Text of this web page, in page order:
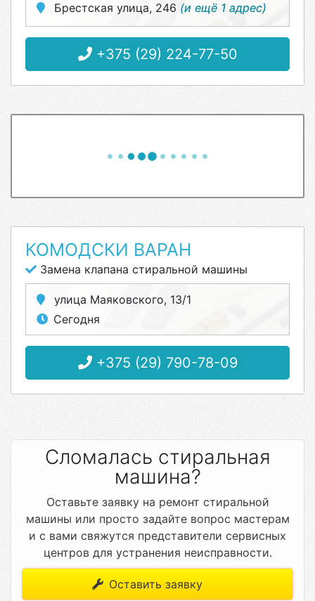
Брестская улица, 246 (и ещё 1 адрес)
+375 (29) 224-77-50
КОМОДСКИ ВАРАН
Замена клапана стиральной машины
улица Маяковского, 13/1
Сегодня
+375 (29) 790-78-09
Сломалась стиральная
машина?
Оставьте заявку на ремонт стиральной
машины или просто задайте вопрос мастерам
и с вами свяжутся представители сервисных
центров для устранения неисправности.
Оставить заявку